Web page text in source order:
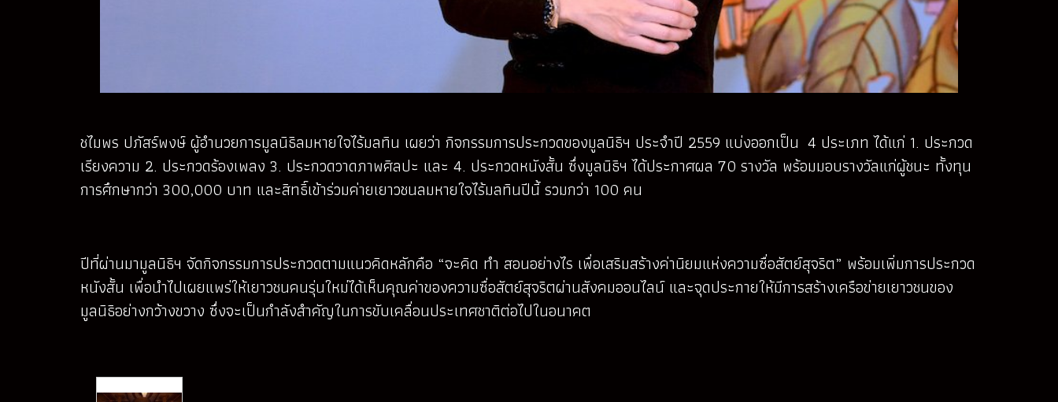
ชไมพร ปภัสร์พงษ์ ผู้อำนวยการมูลนิธิลมหายใจไร้มลทิน เผยว่า กิจกรรมการประกวดของมูลนิธิฯ ประจำปี 2559 แบ่งออกเป็น 4 ประเภท ได้แก่ 1. ประกวด
เรียงความ 2. ประกวดร้องเพลง 3. ประกวดวาดภาพศิลปะ และ 4. ประกวดหนังสั้น ซึ่งมูลนิธิฯ ได้ประกาศผล 70 รางวัล พร้อมมอบรางวัลแก่ผู้ชนะ ทั้งทุน
การศึกษากว่า 300,000 บาท และสิทธิ์เข้าร่วมค่ายเยาวชนลมหายใจไร้มลทินปีนี้ รวมกว่า 100 คน
ปีที่ผ่านมามูลนิธิฯ จัดกิจกรรมการประกวดตามแนวคิดหลักคือ “จะคิด ทำ สอนอย่างไร เพื่อเสริมสร้างค่านิยมแห่งความซื่อสัตย์สุจริต” พร้อมเพิ่มการประกวด
หนังสั้น เพื่อนำไปเผยแพร่ให้เยาวชนคนรุ่นใหม่ได้เห็นคุณค่าของความซื่อสัตย์สุจริตผ่านสังคมออนไลน์ และจุดประกายให้มีการสร้างเครือข่ายเยาวชนของ
มูลนิธิอย่างกว้างขวาง ซึ่งจะเป็นกำลังสำคัญในการขับเคลื่อนประเทศชาติต่อไปในอนาคต